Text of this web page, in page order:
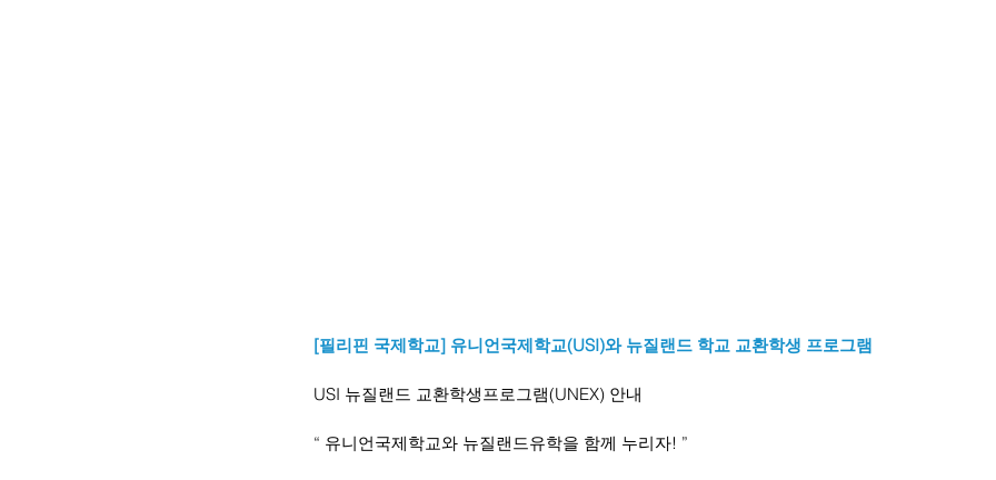
[필리핀 국제학교] 유니언국제학교(USI)와 뉴질랜드 학교 교환학생 프로그램
USI 뉴질랜드 교환학생프로그램(UNEX) 안내
“ 유니언국제학교와 뉴질랜드유학을 함께 누리자! ”